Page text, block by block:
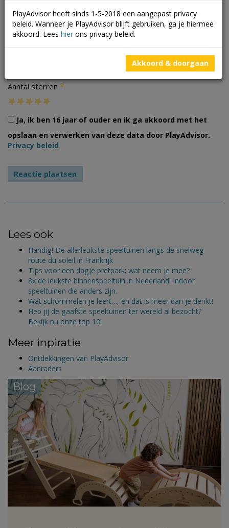
Aantal sterren *
Ja, ik ben 16 jaar of ouder en ik ga akkoord met het
opslaan en verwerken van deze data door PlayAdvisor.
Privacy beleid
Lees ook
Handig! De allerleukste speeltuinen langs de snelweg
route du soleil in Frankrijk
Tips voor een dagje pretpark; wat neem je mee?
8x de leukste binnenspeeltuin in Nederland! Indoor
speeltuinen die anders zijn.
Wat schommelen je leert…, en dat is meer dan je denkt!
Heb jij de gaafste speeltuinen ter wereld al bezocht?
Bekijk nu onze top 10!
Meer inpiratie
Ontdekkingen van PlayAdvisor
Aanraders
Blog
PlayAdvisor heeft sinds 1-5-2018 een aangepast privacy
beleid. Wanneer je PlayAdvisor blijft gebruiken, ga je hiermee
akkoord. Lees hier ons privacy beleid.
Akkoord & doorgaan